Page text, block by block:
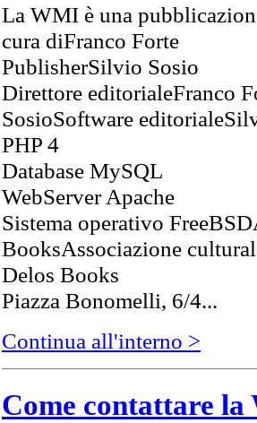
La WMI è una
cura diFranco Forte
PublisherSilvio Sosio
Direttore editorialeFranco
SosioSoftware
PHP 4
Database MySQL
WebServer Apache
Sistema operativo
BooksAssociazione
Delos Books
Piazza Bonomelli, 6/4...
Continua all'interno >
Come contattare